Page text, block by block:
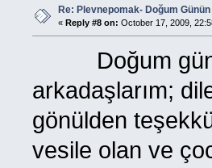
Re: Plevnepomak- Doğum
« Reply #8 on: October 17, 2009,
Doğum
arkadaşlarım;
gönülden
vesile olan ve